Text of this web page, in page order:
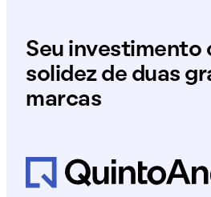
Seu investimento
solidez de duas
marcas